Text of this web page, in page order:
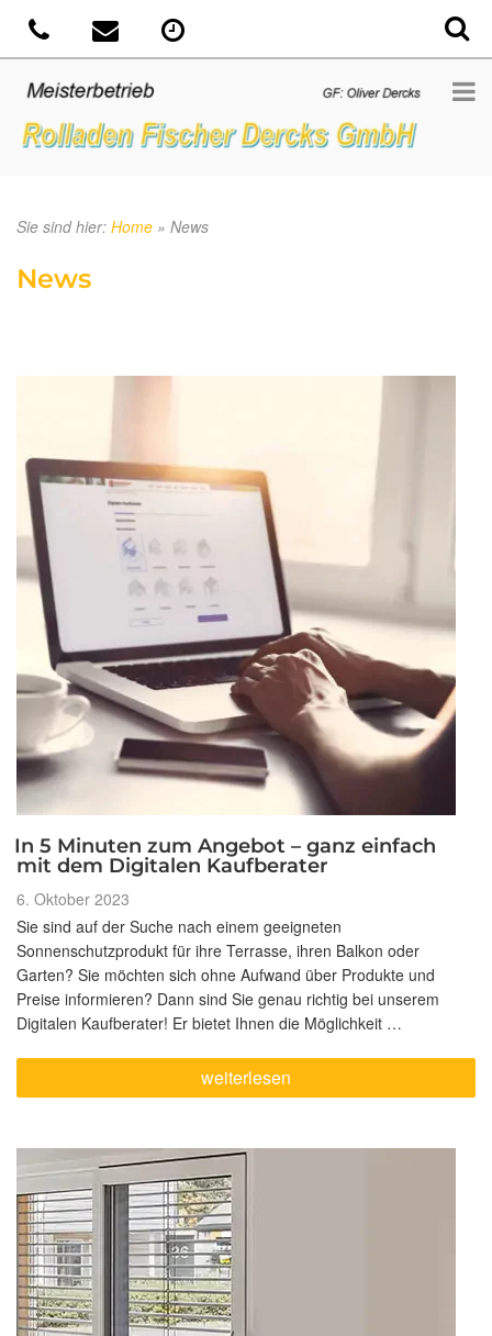
Sie sind hier: Home » News
News
In 5 Minuten zum Angebot – ganz einfach
mit dem Digitalen Kaufberater
Veröffentlicht
am
6. Oktober 2023
Sie sind auf der Suche nach einem geeigneten
Sonnenschutzprodukt für ihre Terrasse, ihren Balkon oder
Garten? Sie möchten sich ohne Aufwand über Produkte und
Preise informieren? Dann sind Sie genau richtig bei unserem
Digitalen Kaufberater! Er bietet Ihnen die Möglichkeit …
„In
5
Angebot
–
ganz
einfach
mit
dem
Digitalen
Kaufberater“
weiterlesen